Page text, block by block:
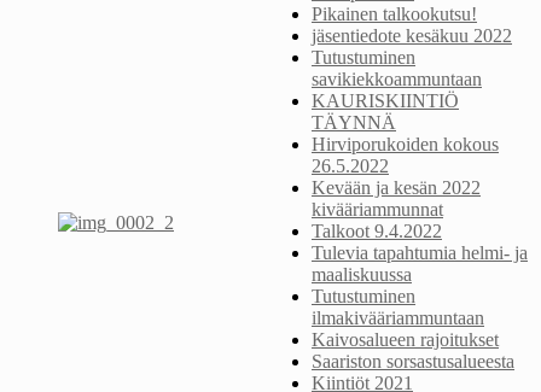
Pikainen talkookutsu!
jäsentiedote kesäkuu 2022
Tutustuminen
savikiekkoammuntaan
KAURISKIINTIÖ
TÄYNNÄ
Hirviporukoiden kokous
26.5.2022
Kevään ja kesän 2022
kivääriammunnat
Talkoot 9.4.2022
Tulevia tapahtumia helmi- ja
maaliskuussa
Tutustuminen
ilmakivääriammuntaan
Kaivosalueen rajoitukset
Saariston sorsastusalueesta
Kiintiöt 2021